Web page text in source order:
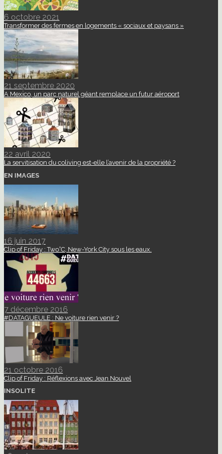
6 octobre 2021
Transformer des fermes en logements « sociaux et paysans »
21 septembre 2020
A Mexico, un parc naturel géant remplace un futur aéroport
22 avril 2020
La servitisation du coliving est-elle l’avenir de la propriété ?
EN IMAGES
16 juin 2017
Clip of Friday : Two°C, New-York City sous les eaux.
7 décembre 2016
#DATAGUEULE : Ne voiture rien venir ?
21 octobre 2016
Clip of Friday : Réflexions avec Jean Nouvel
INSOLITE